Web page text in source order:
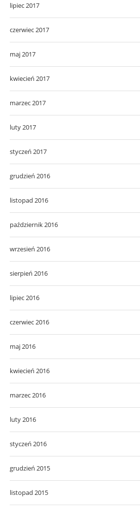
lipiec 2017
czerwiec 2017
maj 2017
kwiecień 2017
marzec 2017
luty 2017
styczeń 2017
grudzień 2016
listopad 2016
październik 2016
wrzesień 2016
sierpień 2016
lipiec 2016
czerwiec 2016
maj 2016
kwiecień 2016
marzec 2016
luty 2016
styczeń 2016
grudzień 2015
listopad 2015